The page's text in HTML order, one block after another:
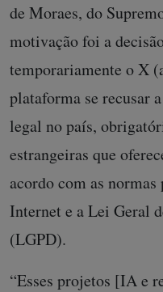
de Moraes, do
motivação foi a
temporariamente o X
plataforma se recusar
legal no país,
estrangeiras que
acordo com as
Internet e a Lei Geral
(LGPD).
“Esses projetos [IA e